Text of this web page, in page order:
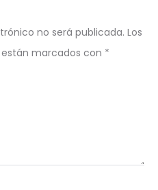
no será publicada. Los
marcados con *